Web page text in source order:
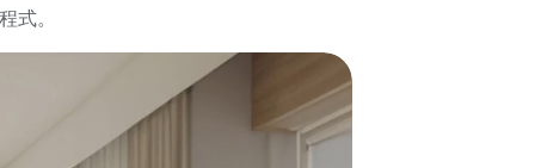
式。